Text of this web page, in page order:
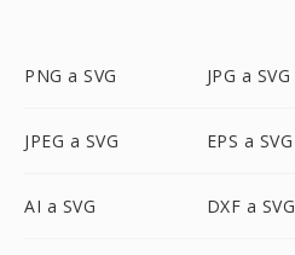
PNG a SVG JPG a SVG
JPEG a SVG EPS a SVG
AI a SVG DXF a SVG